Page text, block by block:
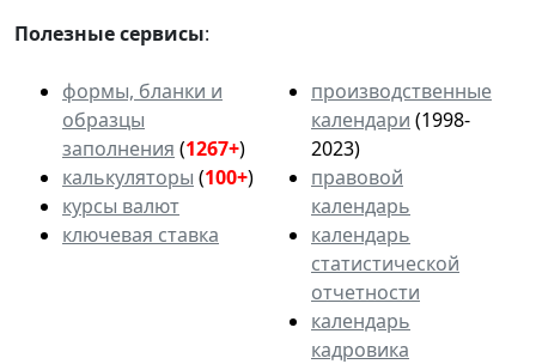
Полезные сервисы:
формы, бланки и
образцы
заполнения (1267+)
калькуляторы (100+)
курсы валют
ключевая ставка
производственные
календари (1998-
2023)
правовой
календарь
календарь
статистической
отчетности
календарь
кадровика